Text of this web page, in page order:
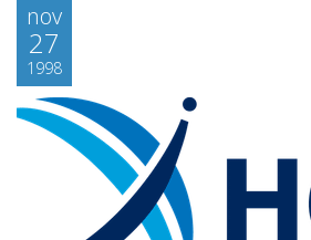
nov
27
1998